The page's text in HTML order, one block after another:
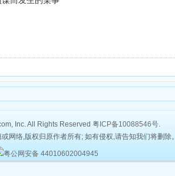
Inc. All Rights Reserved 粤ICP备10088546号.
网络,版权归原作者所有; 如有侵权,请告知我们将删除。
粤公网安备 44010602004945